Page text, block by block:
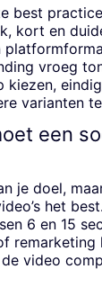
best
kort en
vroeg
kiezen,
varianten
een
je doel,
het
6 en 15
remarketing
video